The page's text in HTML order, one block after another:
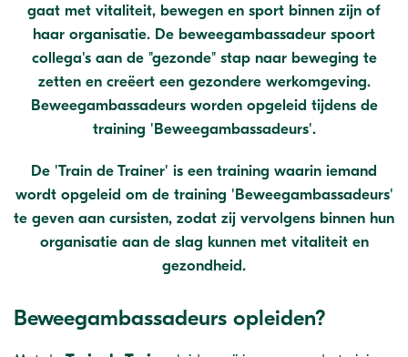
gaat met vitaliteit, bewegen en sport binnen zijn of
haar organisatie. De beweegambassadeur spoort
collega's aan de "gezonde" stap naar beweging te
zetten en creëert een gezondere werkomgeving.
Beweegambassadeurs worden opgeleid tijdens de
training 'Beweegambassadeurs'.
De 'Train de Trainer' is een training waarin iemand
wordt opgeleid om de training 'Beweegambassadeurs'
te geven aan cursisten, zodat zij vervolgens binnen hun
organisatie aan de slag kunnen met vitaliteit en
gezondheid.
Beweegambassadeurs opleiden?